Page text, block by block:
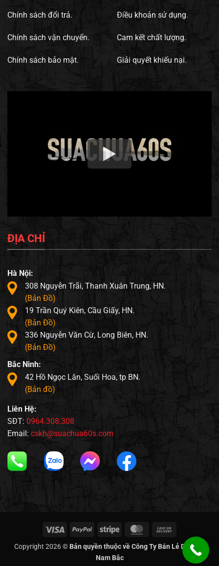
Chính sách đổi trả.
Chính sách vận chuyển.
Chính sách bảo mật.
Điều khoản sử dụng.
Cam kết chất lượng.
Giải quyết khiếu nại.
ĐỊA CHỈ
Hà Nội:
308 Nguyễn Trãi, Thanh Xuân Trung, HN.
(Bản Đồ)
19 Trần Quý Kiên, Cầu Giấy, HN.
(Bản Đồ)
336 Nguyễn Văn Cừ, Long Biên, HN.
(Bản Đồ)
Bắc Ninh:
42 Hồ Ngọc Lân, Suối Hoa, tp BN.
(Bản đồ)
Liên Hệ:
SĐT: 0964.308.308
Email: cskh@suachua60s.com
Visa PayPal Stripe MasterCard
Delivery
Copyright 2026 © Bản quyền thuộc về Công Ty Bán Lẻ Di Động
Nam Bắc